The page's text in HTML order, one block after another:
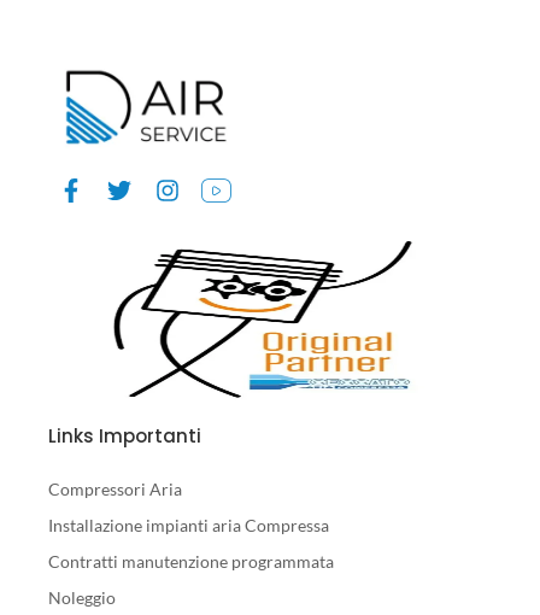
Links Importanti
Compressori Aria
Installazione impianti aria Compressa
Contratti manutenzione programmata
Noleggio